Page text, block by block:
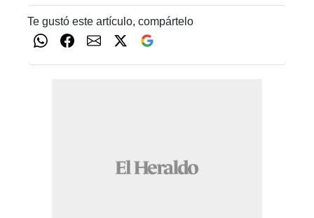
Te gustó este artículo, compártelo